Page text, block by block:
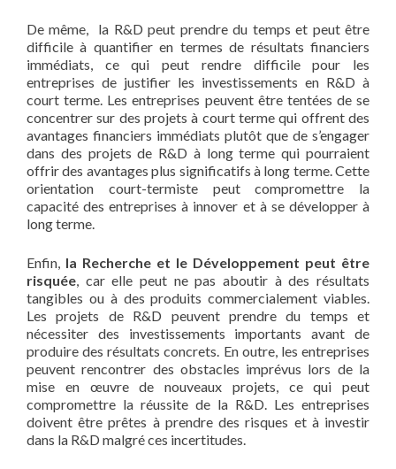
De même, la R&D peut prendre du temps et peut être
difficile à quantifier en termes de résultats financiers
immédiats, ce qui peut rendre difficile pour les
entreprises de justifier les investissements en R&D à
court terme. Les entreprises peuvent être tentées de se
concentrer sur des projets à court terme qui offrent des
avantages financiers immédiats plutôt que de s’engager
dans des projets de R&D à long terme qui pourraient
offrir des avantages plus significatifs à long terme. Cette
orientation court-termiste peut compromettre la
capacité des entreprises à innover et à se développer à
long terme.
Enfin, la Recherche et le Développement peut être
risquée, car elle peut ne pas aboutir à des résultats
tangibles ou à des produits commercialement viables.
Les projets de R&D peuvent prendre du temps et
nécessiter des investissements importants avant de
produire des résultats concrets. En outre, les entreprises
peuvent rencontrer des obstacles imprévus lors de la
mise en œuvre de nouveaux projets, ce qui peut
compromettre la réussite de la R&D. Les entreprises
doivent être prêtes à prendre des risques et à investir
dans la R&D malgré ces incertitudes.